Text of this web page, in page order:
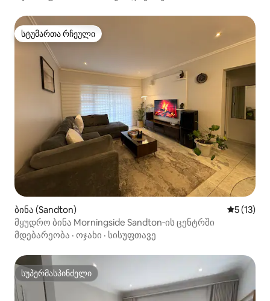
სტუმართა რჩეული
სტუმართა რჩეული
ბინა (Sandton) საშუალო
5 (13)
მყუდრო ბინა Morningside Sandton‑ის ცენტრში
მდებარეობა · ოჯახი · სისუფთავე
სუპერმასპინძელი
სუპერმასპინძელი